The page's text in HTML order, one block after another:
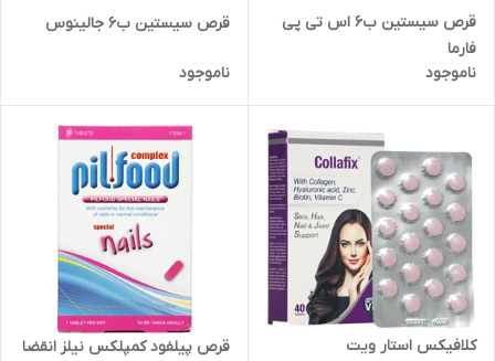
قرص سیستین ب6 اس تی پی
فارما
ناموجود
قرص سیستین ب6 جالینوس
ناموجود
کلافیکس استار ویت
قرص پیلفود کمپلکس نیلز انقضا